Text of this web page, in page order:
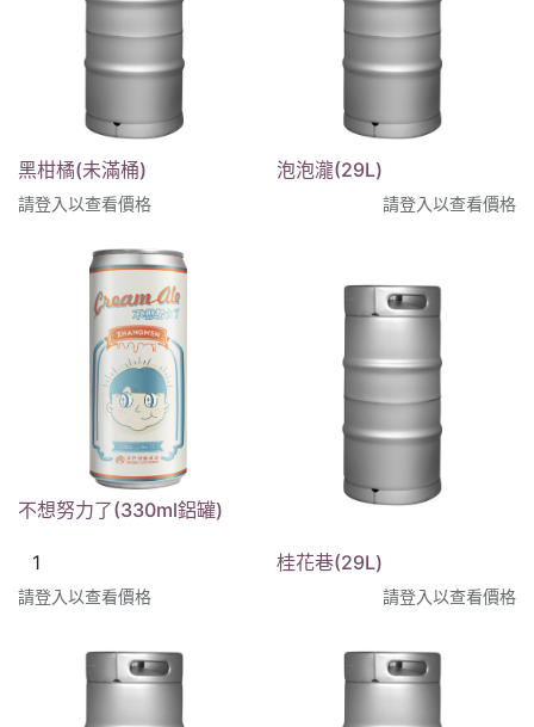
黑柑橘(未滿桶)
請登入以查看價格
泡泡瀧(29L)
請登入以查看價格
不想努力了(330ml鋁罐)
請登入以查看價格
桂花巷(29L)
請登入以查看價格